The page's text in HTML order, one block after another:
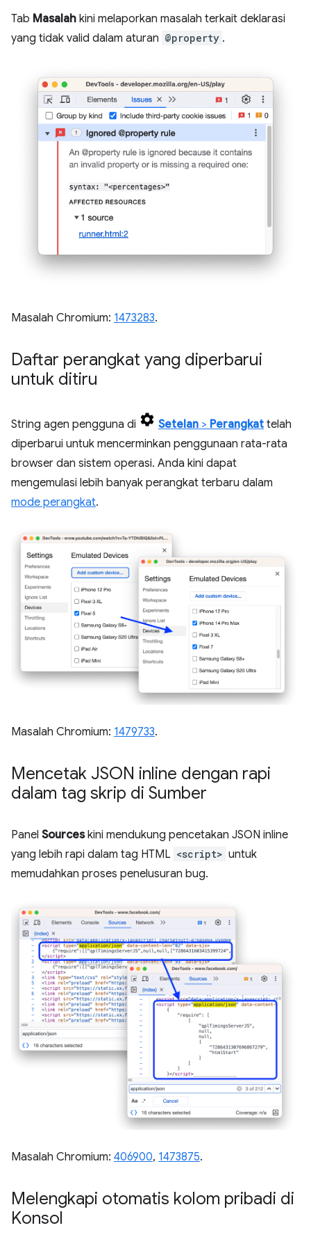
Tab Masalah kini melaporkan masalah terkait deklarasi
yang tidak valid dalam aturan @property .
Masalah Chromium: 1473283.
Daftar perangkat yang diperbarui
untuk ditiru
String agen pengguna di Setelan > Perangkat telah
diperbarui untuk mencerminkan penggunaan rata-rata
browser dan sistem operasi. Anda kini dapat
mengemulasi lebih banyak perangkat terbaru dalam
mode perangkat.
Masalah Chromium: 1479733.
Mencetak JSON inline dengan rapi
dalam tag skrip di Sumber
Panel Sourceskini mendukung pencetakan JSON inline
yang lebih rapi dalam tag HTML <script> untuk
memudahkan proses penelusuran bug.
Masalah Chromium: 406900, 1473875.
Melengkapi otomatis kolom pribadi di
Konsol